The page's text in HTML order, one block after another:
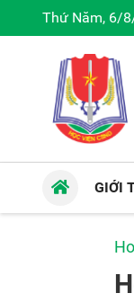
Thứ Năm, 6/
GIỚI